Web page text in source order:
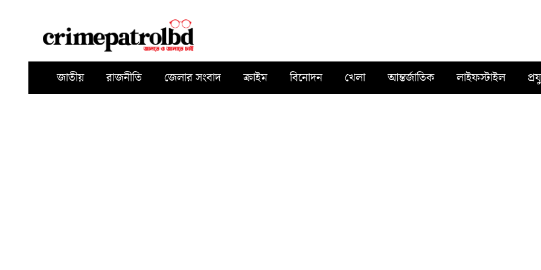
জাতীয় রাজনীতি জেলার সংবাদ ক্রাইম বিনোদন খেলা আন্তর্জাতিক লাইফস্টাইল